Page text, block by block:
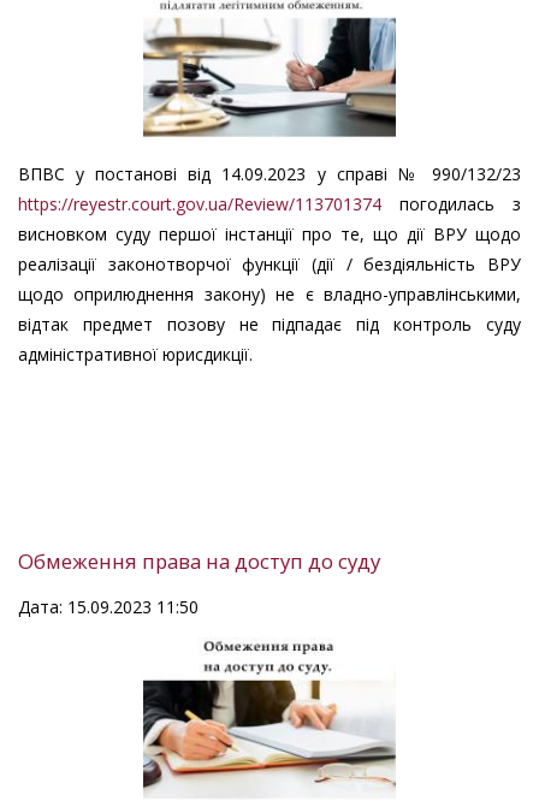
ВПВС у постанові від 14.09.2023 у справі № 990/132/23
https://reyestr.court.gov.ua/Review/113701374 погодилась з
висновком суду першої інстанції про те, що дії ВРУ щодо
реалізації законотворчої функції (дії / бездіяльність ВРУ
щодо оприлюднення закону) не є владно-управлінськими,
відтак предмет позову не підпадає під контроль суду
адміністративної юрисдикції.
Обмеження права на доступ до суду
Дата: 15.09.2023 11:50